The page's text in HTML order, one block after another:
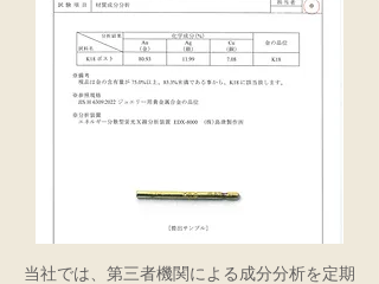
当社では、第三者機関による成分分析を定期